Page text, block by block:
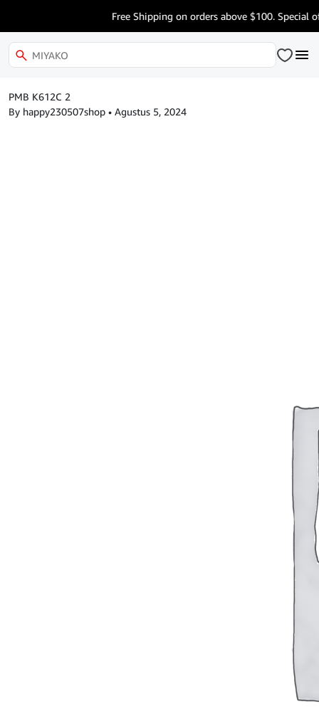
Free Shipping on orders above $100. Special
PMB K612C 2
By happy230507shop • Agustus 5, 2024